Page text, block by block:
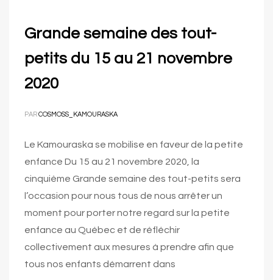
Grande semaine des tout-
petits du 15 au 21 novembre
2020
PARCOSMOSS_KAMOURASKA
Le Kamouraska se mobilise en faveur de la petite
enfance Du 15 au 21 novembre 2020, la
cinquième Grande semaine des tout-petits sera
l’occasion pour nous tous de nous arrêter un
moment pour porter notre regard sur la petite
enfance au Québec et de réfléchir
collectivement aux mesures à prendre afin que
tous nos enfants démarrent dans